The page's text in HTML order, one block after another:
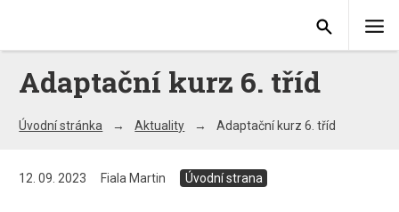
Adaptační kurz 6. tříd
Úvodní stránka Aktuality Adaptační kurz 6. tříd
12. 09. 2023 Fiala Martin Úvodní strana